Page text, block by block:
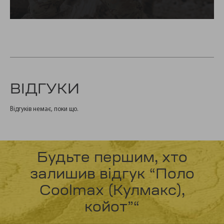
ВІДГУКИ
Відгуків немає, поки що.
Будьте першим, хто
залишив відгук “Поло
Coolmax (Кулмакс),
койот”“